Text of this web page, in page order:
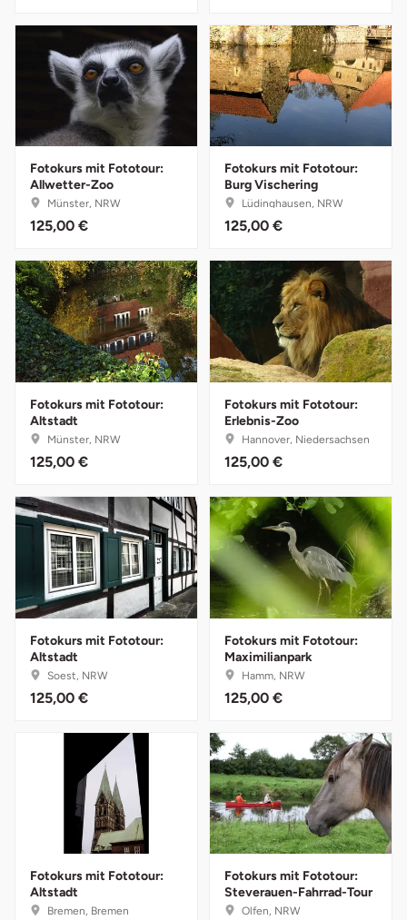
Fotokurs mit Fototour:
Allwetter-Zoo
Münster, NRW
125,00 €
Fotokurs mit Fototour:
Burg Vischering
Lüdinghausen, NRW
125,00 €
Fotokurs mit Fototour:
Altstadt
Münster, NRW
125,00 €
Fotokurs mit Fototour:
Erlebnis-Zoo
Hannover, Niedersachsen
125,00 €
Fotokurs mit Fototour:
Altstadt
Soest, NRW
125,00 €
Fotokurs mit Fototour:
Maximilianpark
Hamm, NRW
125,00 €
Fotokurs mit Fototour:
Altstadt
Bremen, Bremen
Fotokurs mit Fototour:
Steverauen-Fahrrad-Tour
Olfen, NRW
Freiburg
Fulda
Fürstenfeldbruck
Fürth
Geiselwind
Gelnhausen
Gera
Gersfeld
Gotha
Göppingen
Halle
Hamburg
Hannover
Heidenheim
Heilbronn
Heldburg